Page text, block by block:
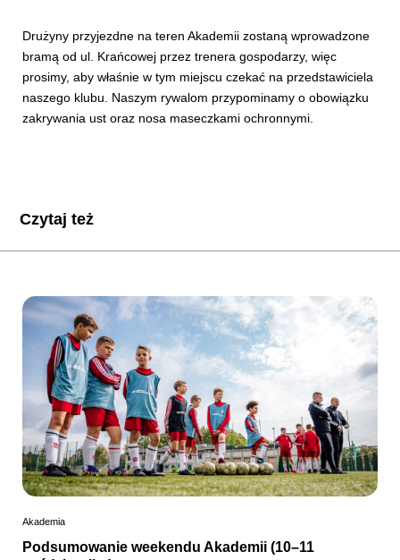
Drużyny przyjezdne na teren Akademii zostaną wprowadzone
bramą od ul. Krańcowej przez trenera gospodarzy, więc
prosimy, aby właśnie w tym miejscu czekać na przedstawiciela
naszego klubu. Naszym rywalom przypominamy o obowiązku
zakrywania ust oraz nosa maseczkami ochronnymi.
Czytaj też
Akademia
Podsumowanie weekendu Akademii (10–11